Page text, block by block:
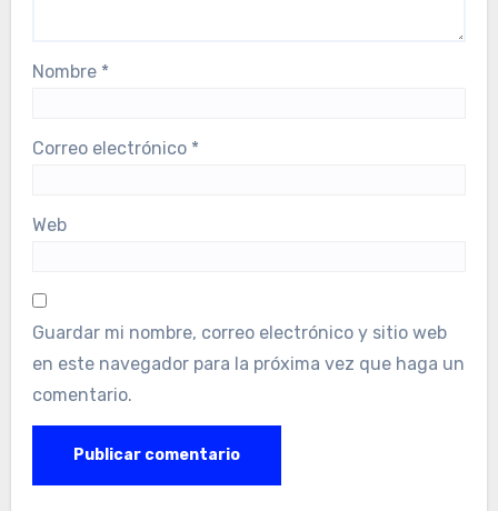
Nombre *
Correo electrónico *
Web
Guardar mi nombre, correo electrónico y sitio web
en este navegador para la próxima vez que haga un
comentario.